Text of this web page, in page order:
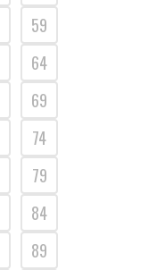
59
64
69
74
79
84
89